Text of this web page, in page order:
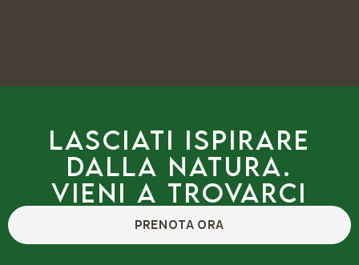
Lasciati ispirare
dalla natura.
Vieni a trovarci
PRENOTA ORA